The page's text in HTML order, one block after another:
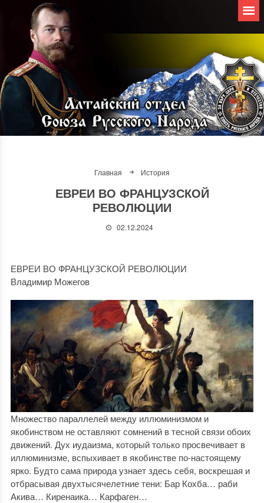
Главная История
ЕВРЕИ ВО ФРАНЦУЗСКОЙ
РЕВОЛЮЦИИ
02.12.2024
ЕВРЕИ ВО ФРАНЦУЗСКОЙ РЕВОЛЮЦИИ
Владимир Можегов
Множество параллелей между иллюминизмом и
якобинством не оставляют сомнений в тесной связи обоих
движений. Дух иудаизма, который только просвечивает в
иллюминизме, вспыхивает в якобинстве по-настоящему
ярко. Будто сама природа узнает здесь себя, воскрешая и
отбрасывая двухтысячелетние тени: Бар Кохба… раби
Акива… Киренаика… Карфаген…